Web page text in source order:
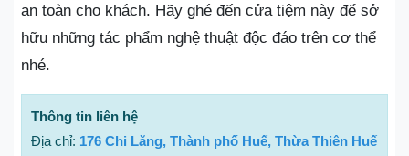
an toàn cho khách. Hãy ghé đến cửa tiệm này để sở
hữu những tác phẩm nghệ thuật độc đáo trên cơ thể
nhé.
Thông tin liên hệ
Địa chỉ: 176 Chi Lăng, Thành phố Huế, Thừa Thiên Huế